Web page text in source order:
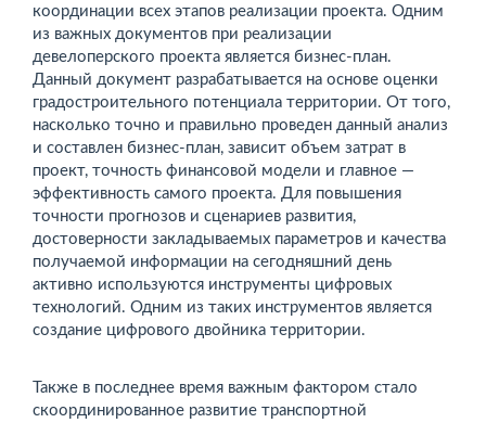
координации всех этапов реализации проекта. Одним
из важных документов при реализации
девелоперского проекта является бизнес-план.
Данный документ разрабатывается на основе оценки
градостроительного потенциала территории. От того,
насколько точно и правильно проведен данный анализ
и составлен бизнес-план, зависит объем затрат в
проект, точность финансовой модели и главное —
эффективность самого проекта. Для повышения
точности прогнозов и сценариев развития,
достоверности закладываемых параметров и качества
получаемой информации на сегодняшний день
активно используются инструменты цифровых
технологий. Одним из таких инструментов является
создание цифрового двойника территории.
Также в последнее время важным фактором стало
скоординированное развитие транспортной